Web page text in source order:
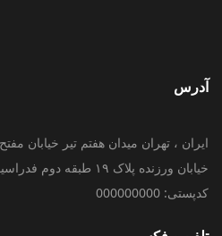
آدرس
ایران ، تهران میدان هفتم تیر خیابان
خیابان ورزنده پلاک ۱۹ طبقه دوم فدراسیون جودو
کدپستی: 000000000